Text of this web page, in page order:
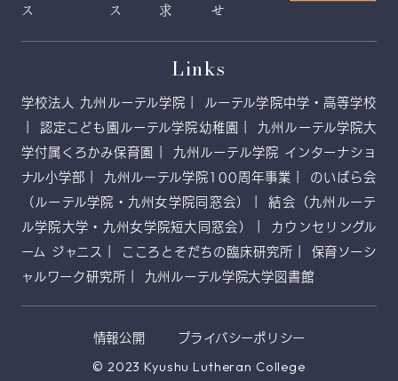
ス
ス
求
せ
Links
学校法人 九州ルーテル学院
ルーテル学院中学・高等学校
認定こども園ルーテル学院幼稚園
九州ルーテル学院大
学付属くろかみ保育園
九州ルーテル学院 インターナショ
ナル小学部
九州ルーテル学院100周年事業
のいばら会
（ルーテル学院・九州女学院同窓会）
結会（九州ルーテ
ル学院大学・九州女学院短大同窓会）
カウンセリングル
ーム ジャニス
こころとそだちの臨床研究所
保育ソーシ
ャルワーク研究所
九州ルーテル学院大学図書館
情報公開 プライバシーポリシー
© 2023 Kyushu Lutheran College